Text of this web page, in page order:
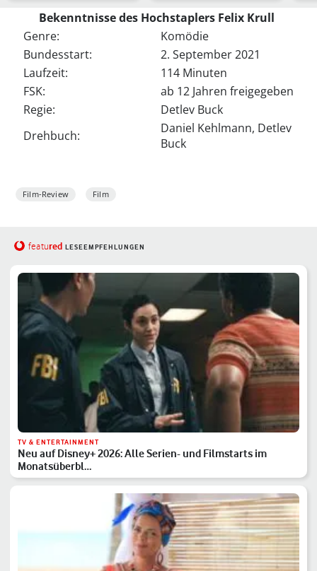
Fälle der Fa…
Doku…
Bekenntnisse des Hochstaplers Felix Krull
Genre:
Komödie
Bundesstart:
2. September 2021
Laufzeit:
114 Minuten
FSK:
ab 12 Jahren freigegeben
Regie:
Detlev Buck
Drehbuch:
Daniel Kehlmann, Detlev
Buck
Film-Review Film
featured LESEEMPFEHLUNGEN
TV & ENTERTAINMENT
Neu auf Disney+ 2026: Alle Serien- und Filmstarts im
Monatsüberbl…